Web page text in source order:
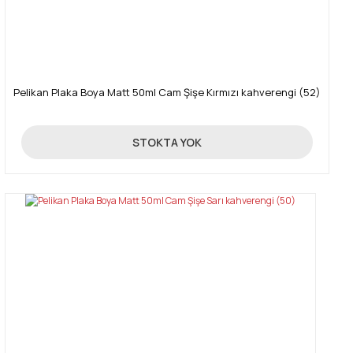
Pelikan Plaka Boya Matt 50ml Cam Şişe Kırmızı kahverengi (52)
89,00 TL
STOKTA YOK